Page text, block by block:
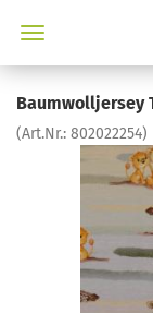
Baumwolljersey
(Art.Nr.: 802022254)